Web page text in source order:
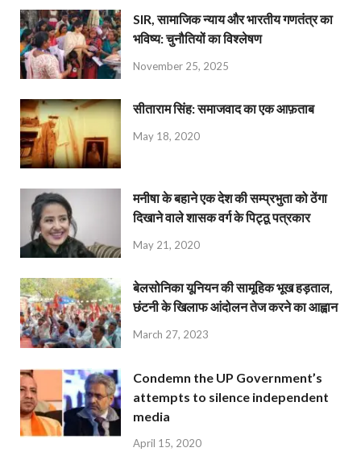
SIR, सामाजिक न्याय और भारतीय गणतंत्र का
भविष्य: चुनौतियों का विश्लेषण
November 25, 2025
सीताराम सिंह: समाजवाद का एक आफ़ताब
May 18, 2020
मनीषा के बहाने एक देश की सम्प्रभुता को ठेंगा
दिखाने वाले शासक वर्ग के पिट्ठू पत्रकार
May 21, 2020
बेलसोनिका यूनियन की सामूहिक भूख हड़ताल,
छंटनी के खिलाफ आंदोलन तेज करने का आह्वान
March 27, 2023
Condemn the UP Government’s
attempts to silence independent
media
April 15, 2020